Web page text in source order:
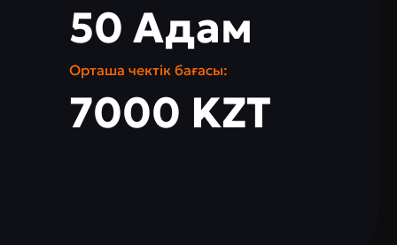
50 Адам
Орташа чектік бағасы:
7000 KZT